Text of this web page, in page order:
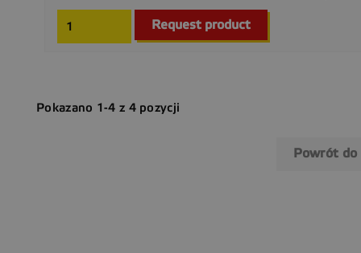
Request product
Pokazano 1-4 z 4 pozycji
Powrót